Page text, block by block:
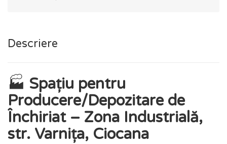
Descriere
🏭 Spațiu pentru
Producere/Depozitare de
Închiriat – Zona Industrială,
str. Varnița, Ciocana